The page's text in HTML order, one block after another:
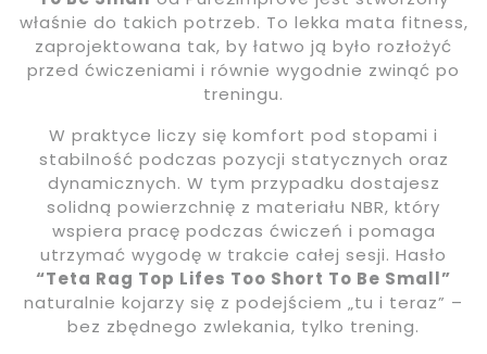
właśnie do takich potrzeb. To lekka mata fitness,
zaprojektowana tak, by łatwo ją było rozłożyć
przed ćwiczeniami i równie wygodnie zwinąć po
treningu.
W praktyce liczy się komfort pod stopami i
stabilność podczas pozycji statycznych oraz
dynamicznych. W tym przypadku dostajesz
solidną powierzchnię z materiału NBR, który
wspiera pracę podczas ćwiczeń i pomaga
utrzymać wygodę w trakcie całej sesji. Hasło
“Teta Rag Top Lifes Too Short To Be Small”
naturalnie kojarzy się z podejściem „tu i teraz” –
bez zbędnego zwlekania, tylko trening.